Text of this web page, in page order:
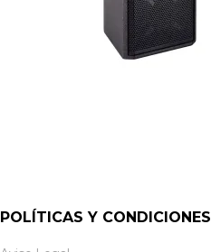
POLÍTICAS Y CONDICIONES